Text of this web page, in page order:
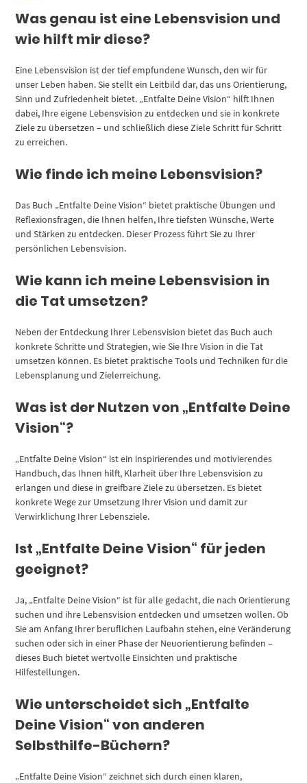
Was genau ist eine Lebensvision und
wie hilft mir diese?
Eine Lebensvision ist der tief empfundene Wunsch, den wir für
unser Leben haben. Sie stellt ein Leitbild dar, das uns Orientierung,
Sinn und Zufriedenheit bietet. „Entfalte Deine Vision“ hilft Ihnen
dabei, Ihre eigene Lebensvision zu entdecken und sie in konkrete
Ziele zu übersetzen – und schließlich diese Ziele Schritt für Schritt
zu erreichen.
Wie finde ich meine Lebensvision?
Das Buch „Entfalte Deine Vision“ bietet praktische Übungen und
Reflexionsfragen, die Ihnen helfen, Ihre tiefsten Wünsche, Werte
und Stärken zu entdecken. Dieser Prozess führt Sie zu Ihrer
persönlichen Lebensvision.
Wie kann ich meine Lebensvision in
die Tat umsetzen?
Neben der Entdeckung Ihrer Lebensvision bietet das Buch auch
konkrete Schritte und Strategien, wie Sie Ihre Vision in die Tat
umsetzen können. Es bietet praktische Tools und Techniken für die
Lebensplanung und Zielerreichung.
Was ist der Nutzen von „Entfalte Deine
Vision“?
„Entfalte Deine Vision“ ist ein inspirierendes und motivierendes
Handbuch, das Ihnen hilft, Klarheit über Ihre Lebensvision zu
erlangen und diese in greifbare Ziele zu übersetzen. Es bietet
konkrete Wege zur Umsetzung Ihrer Vision und damit zur
Verwirklichung Ihrer Lebensziele.
Ist „Entfalte Deine Vision“ für jeden
geeignet?
Ja, „Entfalte Deine Vision“ ist für alle gedacht, die nach Orientierung
suchen und ihre Lebensvision entdecken und umsetzen wollen. Ob
Sie am Anfang Ihrer beruflichen Laufbahn stehen, eine Veränderung
suchen oder sich in einer Phase der Neuorientierung befinden –
dieses Buch bietet wertvolle Einsichten und praktische
Hilfestellungen.
Wie unterscheidet sich „Entfalte
Deine Vision“ von anderen
Selbsthilfe-Büchern?
„Entfalte Deine Vision“ zeichnet sich durch einen klaren,